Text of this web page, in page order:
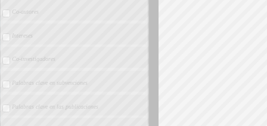
Co-autores
Intereses
Co-investigadores
Palabras clave en subvenciones
Palabras clave en las publicaciones